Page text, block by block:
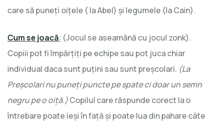
care să puneţi oiţele ( la Abel) şi legumele (la Cain).
Cum se joacă: (Jocul se aseamănă cu jocul zonk).
Copiii pot fi împărţiţi pe echipe sau pot juca chiar
individual daca sunt puţini sau sunt preşcolari. (La
Preşcolari nu puneţi puncte pe spate ci doar un semn
negru pe o oiţă.)Copilul care răspunde corect la o
întrebare poate ieşi în faţă şi poate lua din pahare câte